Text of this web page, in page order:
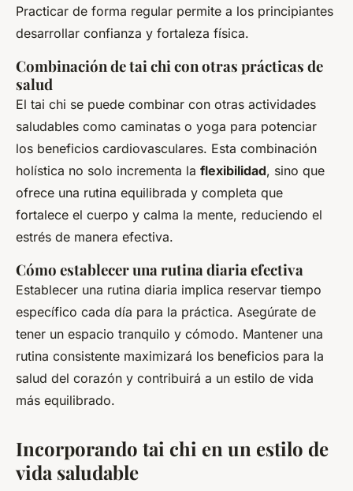
Practicar de forma regular permite a los principiantes
desarrollar confianza y fortaleza física.
Combinación de tai chi con otras prácticas de
salud
El tai chi se puede combinar con otras actividades
saludables como caminatas o yoga para potenciar
los beneficios cardiovasculares. Esta combinación
holística no solo incrementa la flexibilidad, sino que
ofrece una rutina equilibrada y completa que
fortalece el cuerpo y calma la mente, reduciendo el
estrés de manera efectiva.
Cómo establecer una rutina diaria efectiva
Establecer una rutina diaria implica reservar tiempo
específico cada día para la práctica. Asegúrate de
tener un espacio tranquilo y cómodo. Mantener una
rutina consistente maximizará los beneficios para la
salud del corazón y contribuirá a un estilo de vida
más equilibrado.
Incorporando tai chi en un estilo de
vida saludable